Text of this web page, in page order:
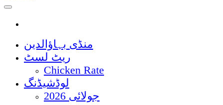
منڈی بہاؤالدین
ریٹ لسٹ
Chicken Rate
لوڈشیڈنگ
جولائی 2026